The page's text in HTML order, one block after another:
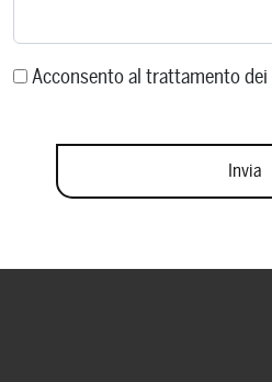
Acconsento al trattamento dei